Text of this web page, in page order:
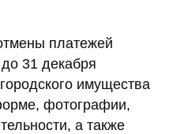
платежей
31 декабря
имущества
фотографии,
а также